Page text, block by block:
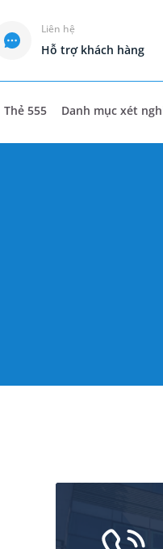
Liên hệ
Hỗ trợ khách hàng
Thẻ 555 Danh mục xét